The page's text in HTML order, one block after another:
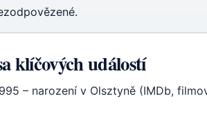
klíčových událostí
– narození v Olsztyně (IMDb,